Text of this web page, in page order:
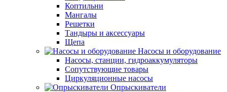
Коптильни
Мангалы
Решетки
Тандыры и аксессуары
Щепа
Насосы и оборудование
Насосы, станции, гидроаккумуляторы
Сопутствующие товары
Циркуляционные насосы
Опрыскиватели